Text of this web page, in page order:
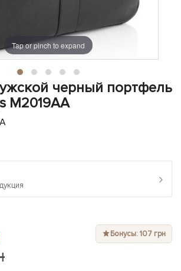
Tap or pinch to expand
черный портфель
M2019AA
›
Бонусы: 107 грн